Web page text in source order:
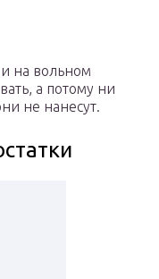
на вольном
а потому ни
не нанесут.